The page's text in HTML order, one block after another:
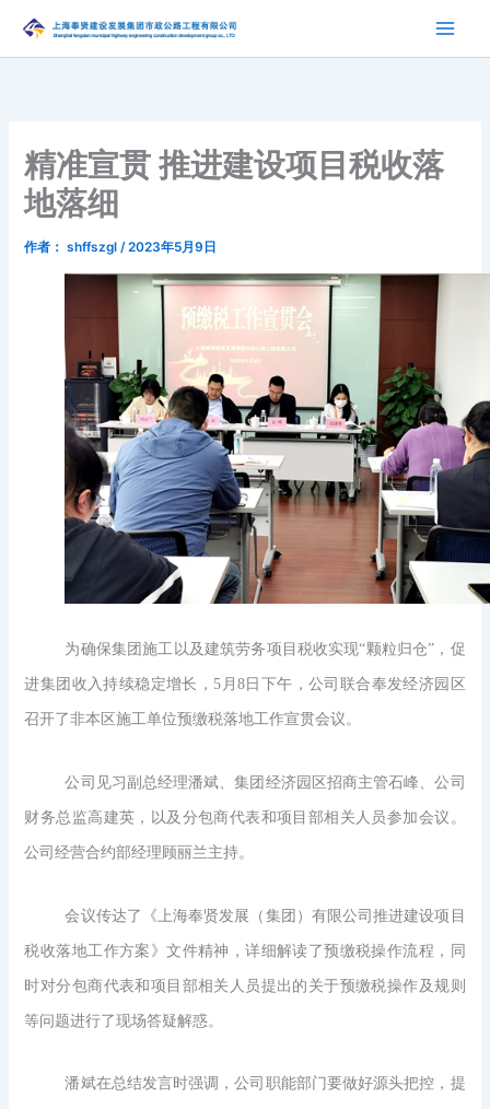
内
精准宣贯 推进建设项目税收落
地落细
作者： shffszgl/2023年5月9日
为确保集团施工以及建筑劳务项目税收实现“颗粒归仓”，促
进集团收入持续稳定增长，5月8日下午，公司联合奉发经济园区
召开了非本区施工单位预缴税落地工作宣贯会议。
公司见习副总经理潘斌、集团经济园区招商主管石峰、公司
财务总监高建英，以及分包商代表和项目部相关人员参加会议。
公司经营合约部经理顾丽兰主持。
会议传达了《上海奉贤发展（集团）有限公司推进建设项目
税收落地工作方案》文件精神，详细解读了预缴税操作流程，同
时对分包商代表和项目部相关人员提出的关于预缴税操作及规则
等问题进行了现场答疑解惑。
潘斌在总结发言时强调，公司职能部门要做好源头把控，提